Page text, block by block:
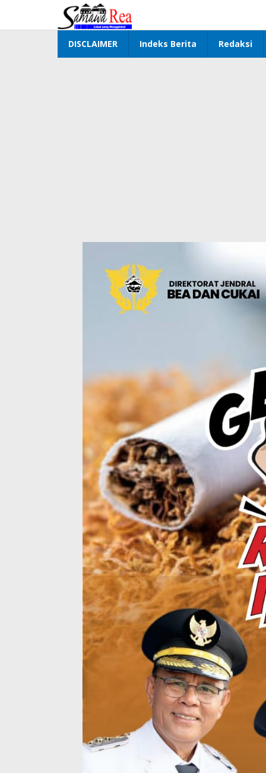
konten
DISCLAIMER Indeks Berita Redaksi